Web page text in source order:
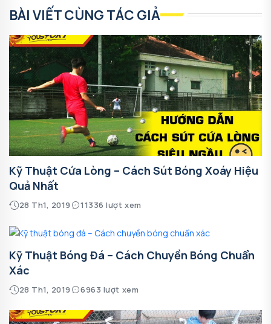
BÀI VIẾT CÙNG TÁC GIẢ
Kỹ Thuật Cứa Lòng – Cách Sút Bóng Xoáy Hiệu
Quả Nhất
28 Th1, 2019 11336 lượt xem
Kỹ Thuật Bóng Đá – Cách Chuyền Bóng Chuẩn
Xác
28 Th1, 2019 6963 lượt xem